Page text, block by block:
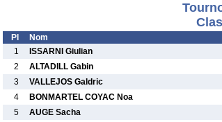
Pl Nom
1
ISSARNI Giulian
2
ALTADILL Gabin
3
VALLEJOS Galdric
4
BONMARTEL COYAC Noa
5
AUGE Sacha